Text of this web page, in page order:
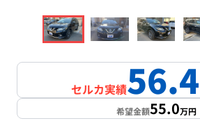
セルカ実績56.4
希望金額55.0万円